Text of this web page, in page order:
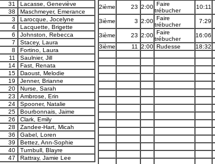
31
Lacasse, Geneviève
38
Maschmeyer, Emerance
3
Larocque, Jocelyne
4
Lacquette, Brigette
6
Johnston, Rebecca
7
Stacey, Laura
8
Fortino, Laura
11
Saulnier, Jill
14
Fast, Renata
15
Daoust, Melodie
19
Jenner, Brianne
20
Nurse, Sarah
23
Ambrose, Erin
24
Spooner, Natalie
25
Bourbonnais, Jaime
26
Clark, Emily
28
Zandee-Hart, Micah
36
Gabel, Loren
39
Bettez, Ann-Sophie
40
Turnbull, Blayre
47
Rattray, Jamie Lee
2ième
23 2:00 Faire
trébucher
10:11
3ième 3 2:00 Faire
trébucher
7:29
3ième 23 2:00 Faire
trébucher
16:06
3ième
11 2:00 Rudesse 18:32